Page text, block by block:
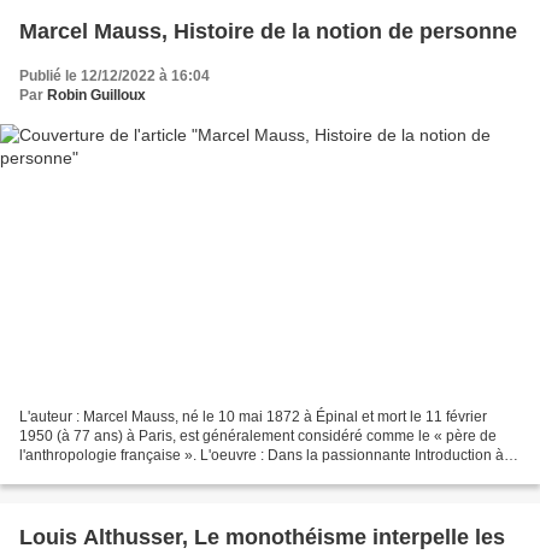
Marcel Mauss, Histoire de la notion de personne
Publié le 12/12/2022 à 16:04
Par Robin Guilloux
L'auteur : Marcel Mauss, né le 10 mai 1872 à Épinal et mort le 11 février
1950 (à 77 ans) à Paris, est généralement considéré comme le « père de
l'anthropologie française ». L'oeuvre : Dans la passionnante Introduction à
Louis Althusser, Le monothéisme interpelle les